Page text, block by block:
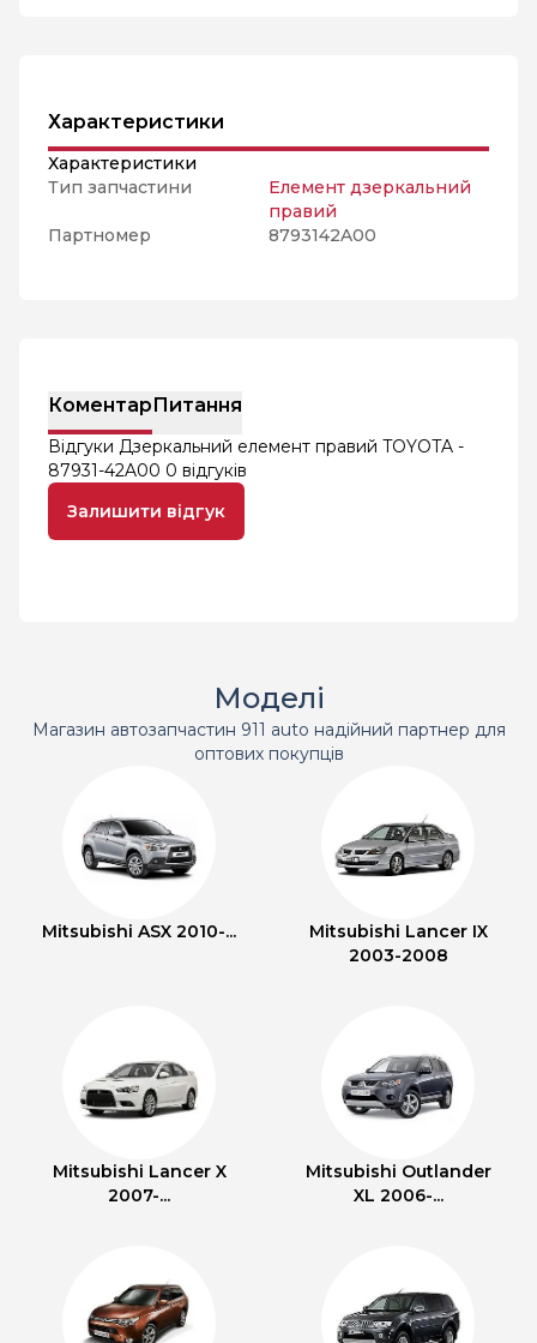
Характеристики
Характеристики
Тип запчастини
Елемент дзеркальний
правий
Партномер
8793142A00
КоментарПитання
Відгуки Дзеркальний елемент правий TOYOTA -
87931-42A00 0 відгуків
Залишити відгук
Моделі
Магазин автозапчастин 911 auto надійний партнер для
оптових покупців
Mitsubishi ASX 2010-...
Mitsubishi Lancer IX
2003-2008
Mitsubishi Lancer X
2007-...
Mitsubishi Outlander
XL 2006-...